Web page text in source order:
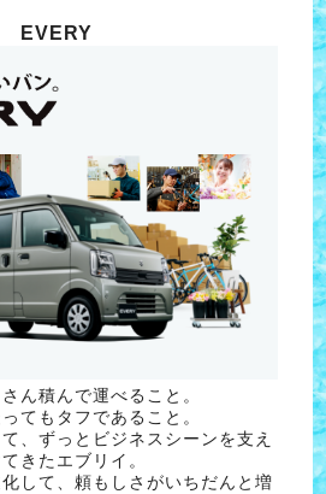
EVERY
ん積んで運べること。
てもタフであること。
て、ずっとビジネスシーンを支え
きたエブリイ。
して、頼もしさがいちだんと増